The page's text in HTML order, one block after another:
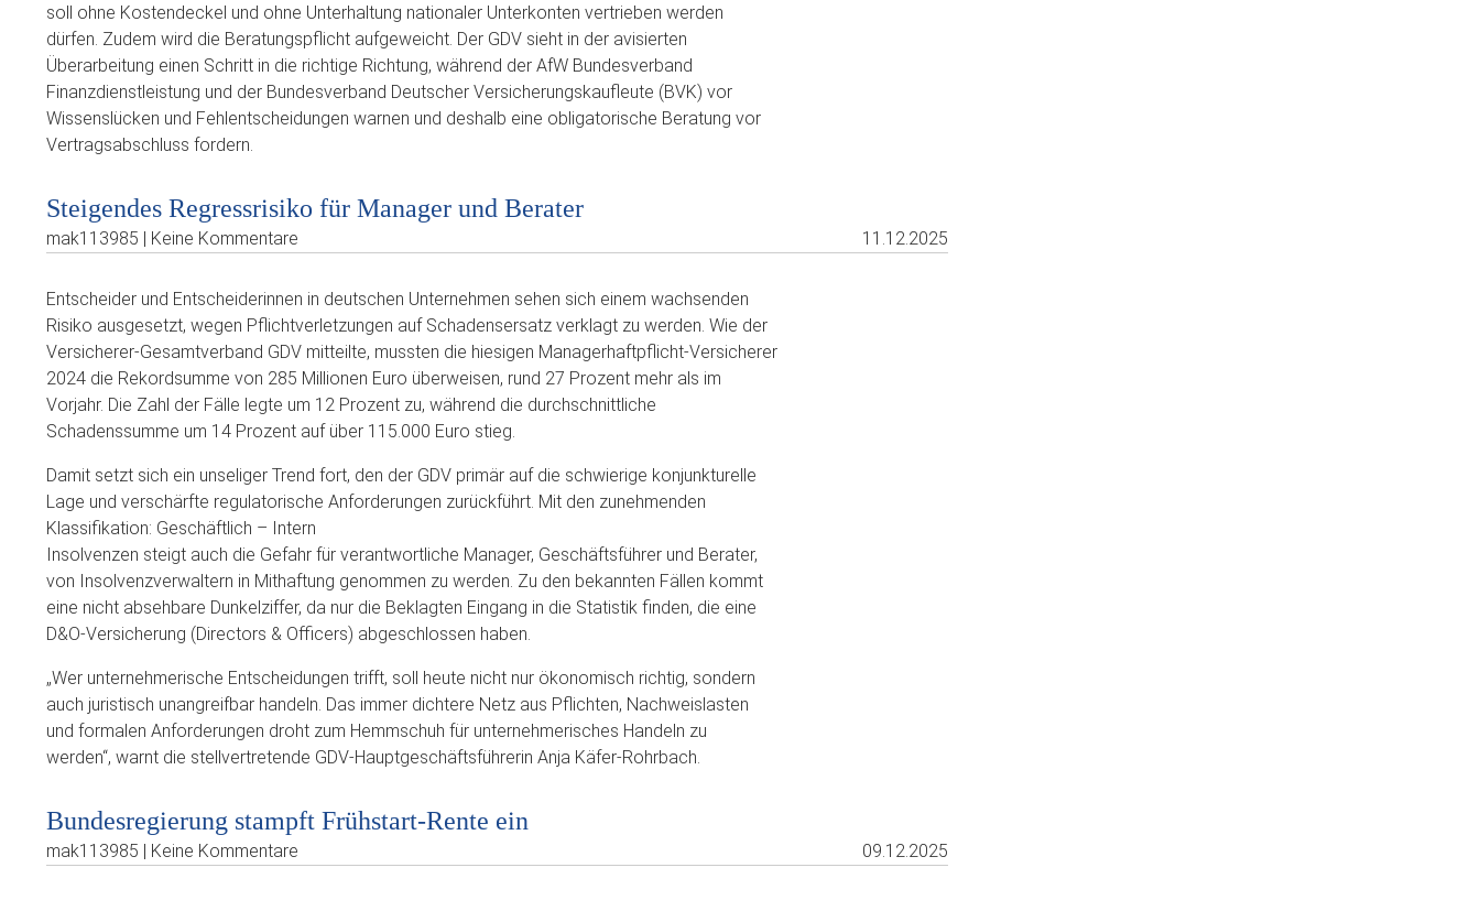
soll ohne Kostendeckel und ohne Unterhaltung nationaler Unterkonten vertrieben werden
dürfen. Zudem wird die Beratungspflicht aufgeweicht. Der GDV sieht in der avisierten
Überarbeitung einen Schritt in die richtige Richtung, während der AfW Bundesverband
Finanzdienstleistung und der Bundesverband Deutscher Versicherungskaufleute (BVK) vor
Wissenslücken und Fehlentscheidungen warnen und deshalb eine obligatorische Beratung vor
Vertragsabschluss fordern.
Steigendes Regressrisiko für Manager und Berater
mak113985 | Keine Kommentare 11.12.2025
Entscheider und Entscheiderinnen in deutschen Unternehmen sehen sich einem wachsenden
Risiko ausgesetzt, wegen Pflichtverletzungen auf Schadensersatz verklagt zu werden. Wie der
Versicherer-Gesamtverband GDV mitteilte, mussten die hiesigen Managerhaftpflicht-Versicherer
2024 die Rekordsumme von 285 Millionen Euro überweisen, rund 27 Prozent mehr als im
Vorjahr. Die Zahl der Fälle legte um 12 Prozent zu, während die durchschnittliche
Schadenssumme um 14 Prozent auf über 115.000 Euro stieg.
Damit setzt sich ein unseliger Trend fort, den der GDV primär auf die schwierige konjunkturelle
Lage und verschärfte regulatorische Anforderungen zurückführt. Mit den zunehmenden
Klassifikation: Geschäftlich – Intern
Insolvenzen steigt auch die Gefahr für verantwortliche Manager, Geschäftsführer und Berater,
von Insolvenzverwaltern in Mithaftung genommen zu werden. Zu den bekannten Fällen kommt
eine nicht absehbare Dunkelziffer, da nur die Beklagten Eingang in die Statistik finden, die eine
D&O-Versicherung (Directors & Officers) abgeschlossen haben.
„Wer unternehmerische Entscheidungen trifft, soll heute nicht nur ökonomisch richtig, sondern
auch juristisch unangreifbar handeln. Das immer dichtere Netz aus Pflichten, Nachweislasten
und formalen Anforderungen droht zum Hemmschuh für unternehmerisches Handeln zu
werden“, warnt die stellvertretende GDV-Hauptgeschäftsführerin Anja Käfer-Rohrbach.
Bundesregierung stampft Frühstart-Rente ein
mak113985 | Keine Kommentare 09.12.2025